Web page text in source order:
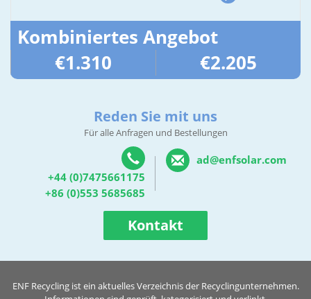
Kombiniertes Angebot
€1.310
€2.205
Reden Sie mit uns
Für alle Anfragen und Bestellungen
+44 (0)7475661175
+86 (0)553 5685685
ad@enfsolar.com
Kontakt
ENF Recycling ist ein aktuelles Verzeichnis der Recyclingunternehmen.